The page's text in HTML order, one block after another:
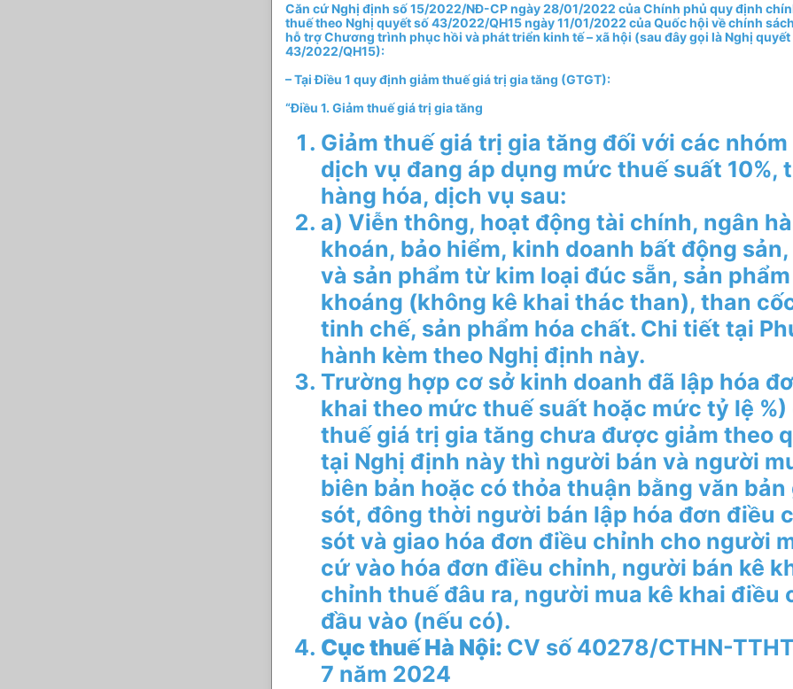
Căn cứ Nghị định số 15/2022/NĐ-CP ngày 28/01/2022 của Chính phủ quy định
thuế theo Nghị quyết số 43/2022/QH15 ngày 11/01/2022 của Quốc hội về chính
hỗ trợ Chương trình phục hồi và phát triển kinh tế – xã hội (sau đây gọi là Nghị quyết
43/2022/QH15):
– Tại Điều 1 quy định giảm thuế giá trị gia tăng (GTGT):
“Điều 1. Giảm thuế giá trị gia tăng
Giảm thuế giá trị gia tăng đối với các nhóm
dịch vụ đang áp dụng mức thuế suất 10%,
hàng hóa, dịch vụ sau:
a) Viễn thông, hoạt động tài chính, ngân
khoán, bảo hiểm, kinh doanh bất động
và sản phẩm từ kim loại đúc sẵn, sản
khoáng (không kê khai thác than), than
tinh chế, sản phẩm hóa chất. Chi tiết tại
hành kèm theo Nghị định này.
Trường hợp cơ sở kinh doanh đã lập hóa
khai theo mức thuế suất hoặc mức tỷ lệ %)
thuế giá trị gia tăng chưa được giảm theo
tại Nghị định này thì người bán và người
biên bản hoặc có thỏa thuận bằng văn bản
sót, đông thời người bán lập hóa đơn điều
sót và giao hóa đơn điều chỉnh cho người
cứ vào hóa đơn điều chỉnh, người bán kê
chỉnh thuế đâu ra, người mua kê khai điều
đầu vào (nếu có).
Cục thuế Hà Nội: CV số 40278/CTHN-
7 năm 2024